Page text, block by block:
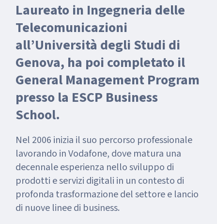
Laureato in Ingegneria delle
Telecomunicazioni
all’Università degli Studi di
Genova, ha poi completato il
General Management Program
presso la ESCP Business
School.
Nel 2006 inizia il suo percorso professionale
lavorando in Vodafone, dove matura una
decennale esperienza nello sviluppo di
prodotti e servizi digitali in un contesto di
profonda trasformazione del settore e lancio
di nuove linee di business.